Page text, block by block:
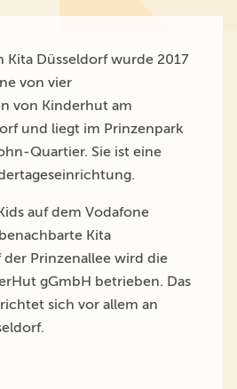
Ansprechpartner*innen
Kita Düsseldorf wurde 2017
von vier
von Kinderhut am
und liegt im Prinzenpark
Quartier. Sie ist eine
auf dem Vodafone
Kita
der Prinzenallee wird die
gGmbH betrieben. Das
sich vor allem an